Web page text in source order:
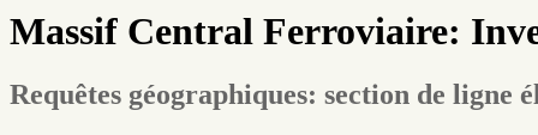
Massif Central Ferroviaire:
Requêtes géographiques: section de ligne